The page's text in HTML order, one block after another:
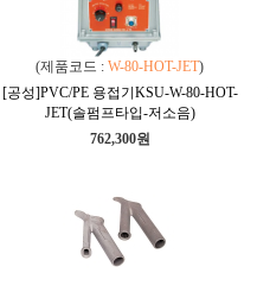
(제품코드 : W-80-HOT-JET)
[공성]PVC/PE 용접기KSU-W-80-HOT-
JET(솔펌프타입-저소음)
762,300원